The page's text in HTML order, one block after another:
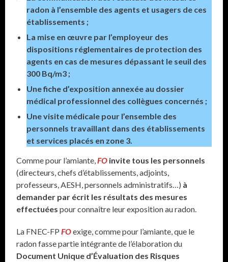
radon à l’ensemble des agents et usagers de ces
établissements ;
La mise en œuvre par l’employeur des
dispositions réglementaires de protection des
agents en cas de mesures dépassant le seuil des
300 Bq/m3 ;
Une fiche d’exposition annexée au dossier
médical professionnel des collègues concernés ;
Une visite médicale pour l’ensemble des
personnels travaillant dans des établissements
et services placés en zone 3.
Comme pour l’amiante,FO invite tous les personnels
(directeurs, chefs d’établissements, adjoints,
professeurs, AESH, personnels administratifs…) à
demander par écrit les résultats des mesures
effectuées pour connaître leur exposition au radon.
La FNEC-FPFOexige, comme pour l’amiante, que le
radon fasse partie intégrante de l’élaboration du
Document Unique d’Évaluation des Risques